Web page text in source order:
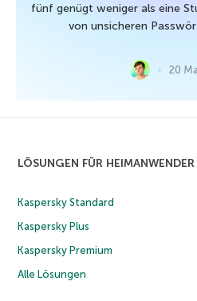
fünf genügt weniger als eine
von unsicheren
20
LÖSUNGEN FÜR HEIMANWENDER
Kaspersky Standard
Kaspersky Plus
Kaspersky Premium
Alle Lösungen